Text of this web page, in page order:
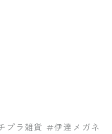
プラ雑貨 #伊達メガネ